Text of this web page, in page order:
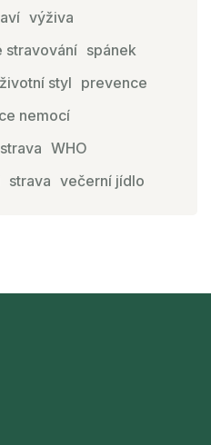
výživa
stravování spánek
životní styl prevence
nemocí
WHO
strava večerní jídlo